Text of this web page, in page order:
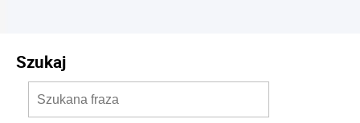
Szukaj